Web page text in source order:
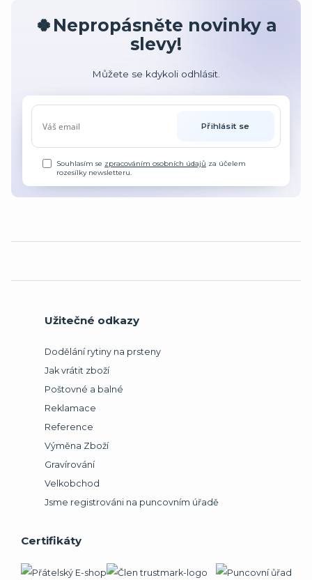
🍀Nepropásněte novinky a
slevy!
Můžete se kdykoli odhlásit.
Přihlásit se
Souhlasím se zpracováním osobních údajů za účelem
rozesílky newsletteru.
Užitečné odkazy
Dodělání rytiny na prsteny
Jak vrátit zboží
Poštovné a balné
Reklamace
Reference
Výměna Zboží
Gravírování
Velkobchod
Jsme registrováni na puncovním úřadě
Certifikáty